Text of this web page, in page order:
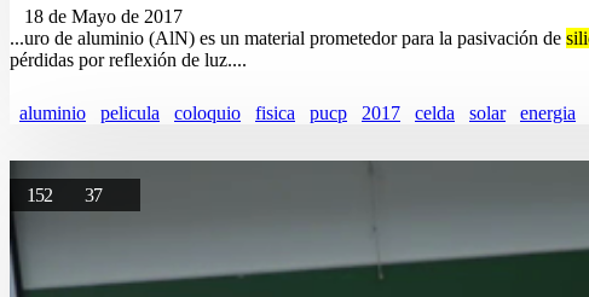
18 de Mayo de 2017
...uro de aluminio (AlN) es un material prometedor para la pasivación de
pérdidas por reflexión de luz....
aluminio pelicula coloquio fisica pucp 2017 celda solar energia
152 37